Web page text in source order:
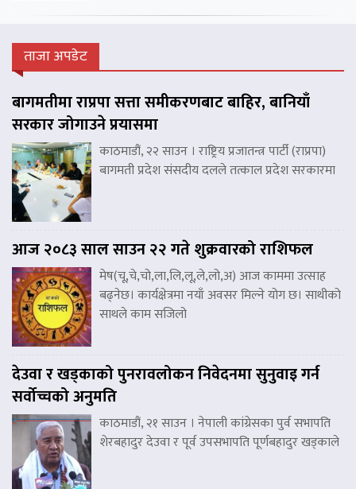
ताजा अपडेट
बागमतीमा राप्रपा सत्ता समीकरणबाट बाहिर, बानियाँ
सरकार जोगाउने प्रयासमा
काठमाडौं, २२ साउन । राष्ट्रिय प्रजातन्त्र पार्टी (राप्रपा)
बागमती प्रदेश संसदीय दलले तत्काल प्रदेश सरकारमा
आज २०८३ साल साउन २२ गते शुक्रवारको राशिफल
मेष(चू,चे,चो,ला,लि,लू,ले,लो,अ) आज काममा उत्साह
बढ्नेछ। कार्यक्षेत्रमा नयाँ अवसर मिल्ने योग छ। साथीको
साथले काम सजिलो
देउवा र खड्काको पुनरावलोकन निवेदनमा सुनुवाइ गर्न
सर्वोच्चको अनुमति
काठमाडौं, २१ साउन । नेपाली कांग्रेसका पुर्व सभापति
शेरबहादुर देउवा र पूर्व उपसभापति पूर्णबहादुर खड्काले